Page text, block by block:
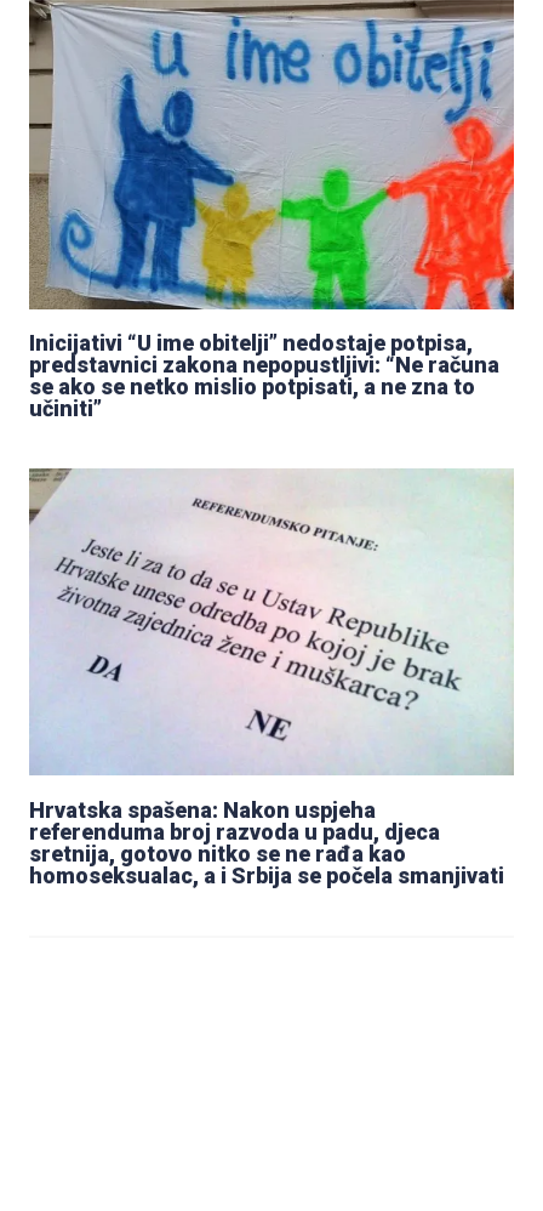
Inicijativi “U ime obitelji” nedostaje potpisa,
predstavnici zakona nepopustljivi: “Ne računa
se ako se netko mislio potpisati, a ne zna to
učiniti”
Hrvatska spašena: Nakon uspjeha
referenduma broj razvoda u padu, djeca
sretnija, gotovo nitko se ne rađa kao
homoseksualac, a i Srbija se počela smanjivati